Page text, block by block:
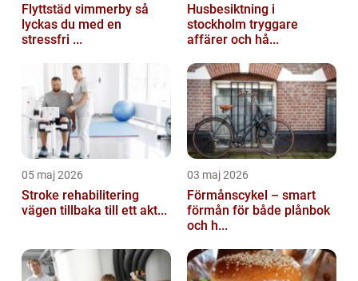
Flyttstäd vimmerby så
lyckas du med en
stressfri ...
Husbesiktning i
stockholm tryggare
affärer och hå...
05 maj 2026
Stroke rehabilitering
vägen tillbaka till ett akt...
03 maj 2026
Förmånscykel – smart
förmån för både plånbok
och h...